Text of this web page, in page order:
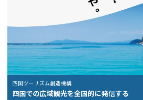
四国ツーリズム創造機構
四国での広域観光を全国的に発信する